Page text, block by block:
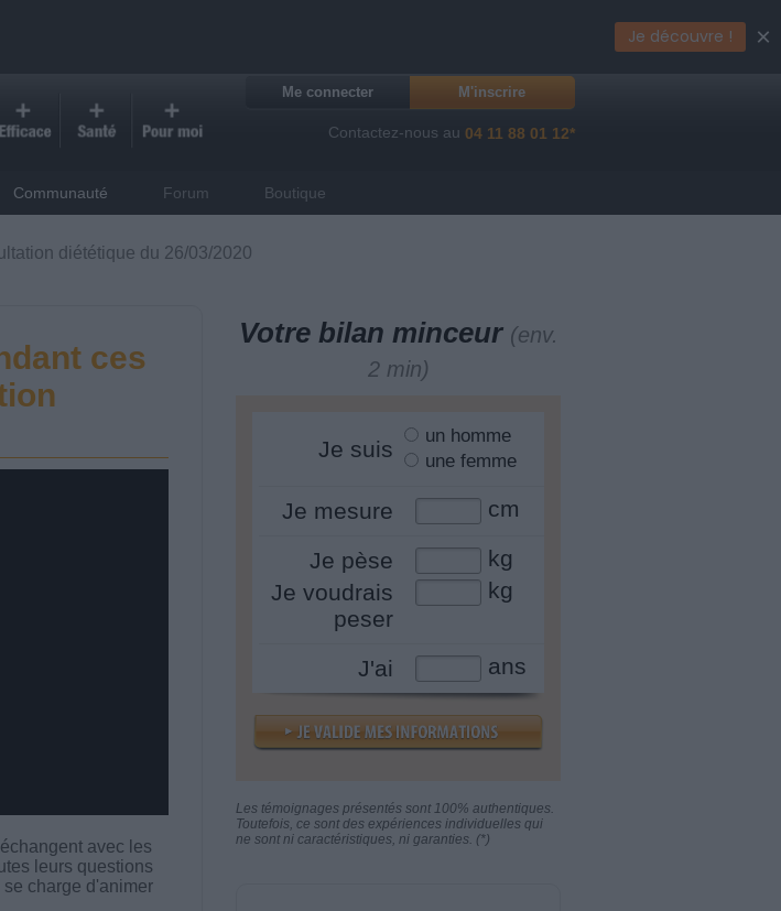
Me connecter M'inscrire
Contactez-nous au 04 11 88 01 12*
Communauté Forum Boutique
diététique du 26/03/2020
ces
avec les
leurs questions
charge d'animer
Votre bilan minceur (env.
2 min)
Je suis
un homme
une femme
Je mesure cm
Je pèse
kg
Je voudrais
peser
kg
J'ai ans
Les témoignages présentés sont 100% authentiques.
Toutefois, ce sont des expériences individuelles qui
ne sont ni caractéristiques, ni garanties. (*)
Je découvre ! ×